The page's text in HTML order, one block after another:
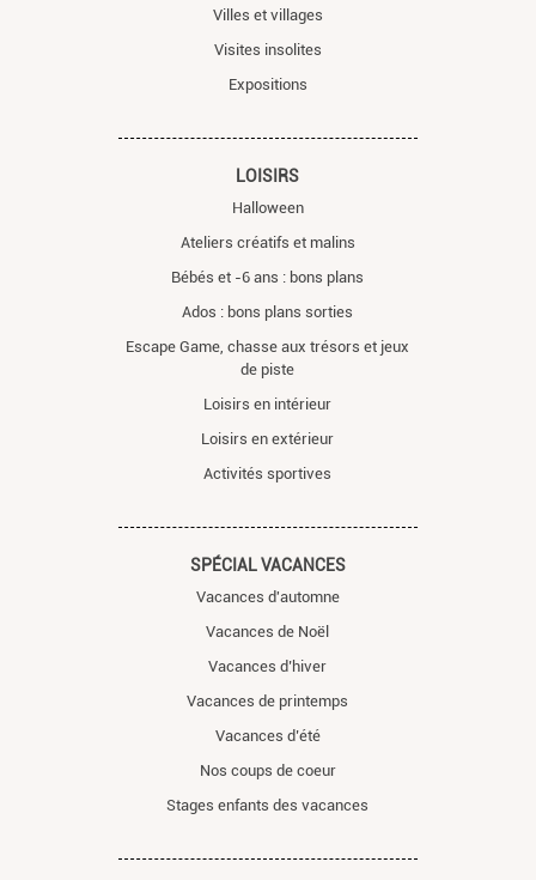
Villes et villages
Visites insolites
Expositions
LOISIRS
Halloween
Ateliers créatifs et malins
Bébés et -6 ans : bons plans
Ados : bons plans sorties
Escape Game, chasse aux trésors et jeux
de piste
Loisirs en intérieur
Loisirs en extérieur
Activités sportives
SPÉCIAL VACANCES
Vacances d'automne
Vacances de Noël
Vacances d’hiver
Vacances de printemps
Vacances d’été
Nos coups de coeur
Stages enfants des vacances